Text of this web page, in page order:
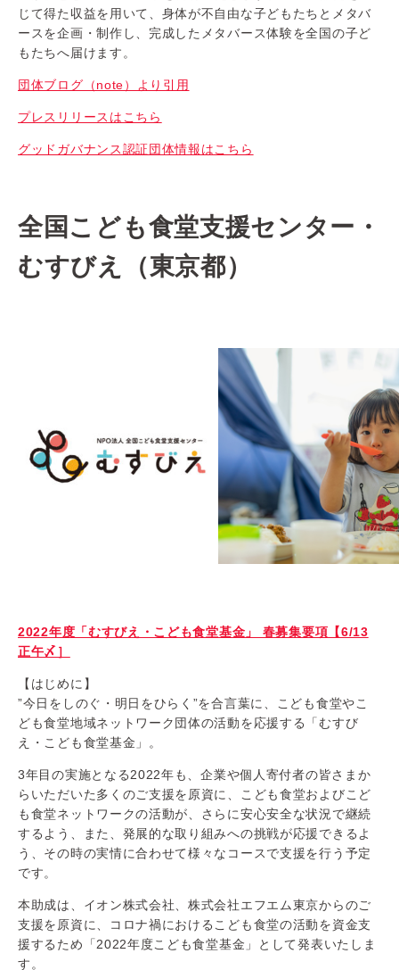
じて得た収益を用いて、身体が不自由な子どもたちとメタバ
ースを企画・制作し、完成したメタバース体験を全国の子ど
もたちへ届けます。
団体ブログ（note）より引用
プレスリリースはこちら
グッドガバナンス認証団体情報はこちら
全国こども食堂支援センター・
むすびえ（東京都）
2022年度「むすびえ・こども食堂基金」 春募集要項【6/13
正午〆］
【はじめに】
”今日をしのぐ・明日をひらく”を合言葉に、こども食堂やこ
ども食堂地域ネットワーク団体の活動を応援する「むすび
え・こども食堂基金」。
3年目の実施となる2022年も、企業や個人寄付者の皆さまか
らいただいた多くのご支援を原資に、こども食堂およびこど
も食堂ネットワークの活動が、さらに安心安全な状況で継続
するよう、また、発展的な取り組みへの挑戦が応援できるよ
う、その時の実情に合わせて様々なコースで支援を行う予定
です。
本助成は、イオン株式会社、株式会社エフエム東京からのご
支援を原資に、コロナ禍におけるこども食堂の活動を資金支
援するため「2022年度こども食堂基金」として発表いたしま
す。